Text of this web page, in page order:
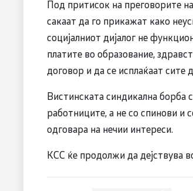
Под притисок на преговорите
сакаат да го прикажат како
социјалниот дијалог не
платите во образование,
договор и да се исплаќаат сите
Вистинската синдикална борба
работниците, а не со спинови и
одговара на нечии интереси.
КСС ќе продолжи да дејствува